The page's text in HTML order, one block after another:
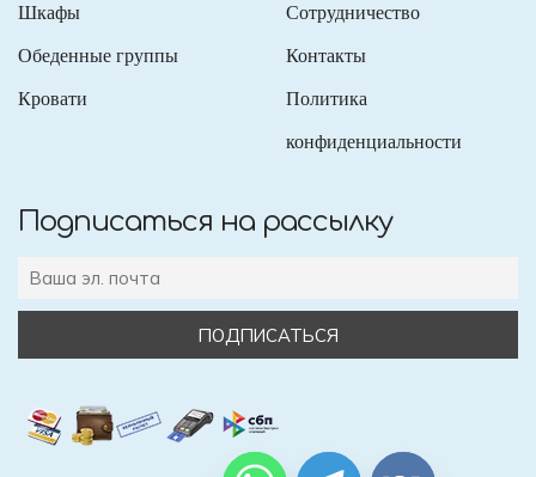
Шкафы
Обеденные группы
Кровати
Сотрудничество
Контакты
Политика
конфиденциальности
Подписаться на рассылку